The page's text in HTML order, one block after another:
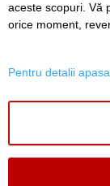
SERVICII
aceste scopuri. Vă
orice moment,
Pentru detalii